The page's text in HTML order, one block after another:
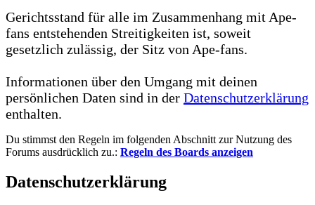
Gerichtsstand für alle im Zusammenhang mit Ape-
fans entstehenden Streitigkeiten ist, soweit
gesetzlich zulässig, der Sitz von Ape-fans.
Informationen über den Umgang mit deinen
persönlichen Daten sind in der Datenschutzerklärung
enthalten.
Du stimmst den Regeln im folgenden Abschnitt zur Nutzung des
Forums ausdrücklich zu.: Regeln des Boards anzeigen
Datenschutzerklärung